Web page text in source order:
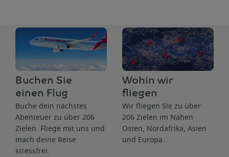
Buchen Sie
einen Flug
Buche dein nächstes
Abenteuer zu über 206
Zielen. Fliege mit uns und
mach deine Reise
stressfrei.
Wohin wir
fliegen
Wir fliegen Sie zu über
206 Zielen im Nahen
Osten, Nordafrika, Asien
und Europa.